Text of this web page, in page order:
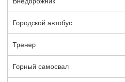
Городской автобус
Тренер
Горный самосвал